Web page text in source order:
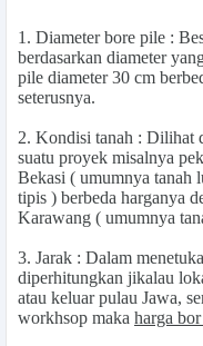
1. Diameter bore pile :
berdasarkan diameter
pile diameter 30 cm
seterusnya.
2. Kondisi tanah : Dilihat
suatu proyek misalnya
Bekasi ( umumnya tanah
tipis ) berbeda harganya
Karawang ( umumnya
3. Jarak : Dalam
diperhitungkan jikalau
atau keluar pulau Jawa,
workhsop maka harga